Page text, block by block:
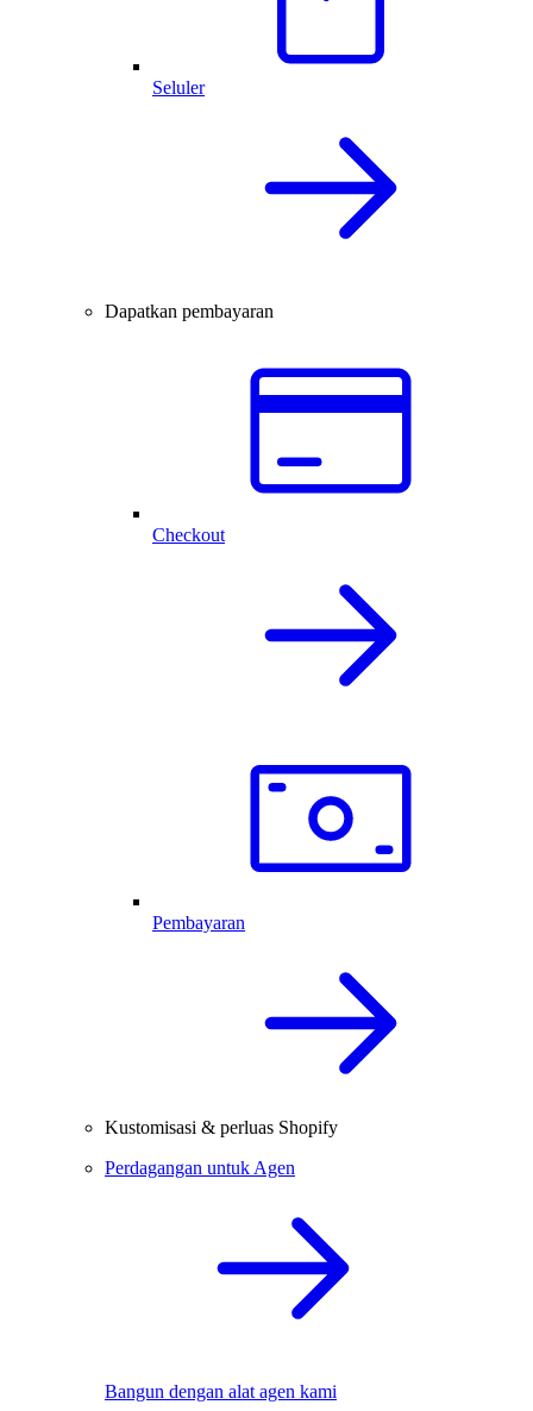
Seluler
Dapatkan pembayaran
Checkout
Pembayaran
Kustomisasi & perluas Shopify
Perdagangan untuk Agen
Bangun dengan alat agen kami